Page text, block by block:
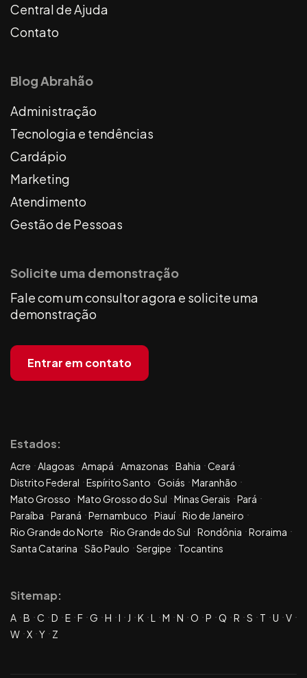
Central de Ajuda
Contato
Blog Abrahão
Administração
Tecnologia e tendências
Cardápio
Marketing
Atendimento
Gestão de Pessoas
Solicite uma demonstração
Fale com um consultor agora e solicite uma
demonstração
Entrar em contato
Estados:
Acre Alagoas Amapá Amazonas Bahia
Ceará
Distrito Federal
Espírito Santo Goiás
Maranhão
Mato Grosso
Mato Grosso do Sul Minas Gerais
Pará
Paraíba
Paraná Pernambuco Piauí Rio de Janeiro
Rio Grande do Norte
Rio Grande do Sul Rondônia
Roraima
Santa Catarina
São Paulo Sergipe Tocantins
Sitemap:
A B C D E F G H I J K L M N O P Q R S T U
V
W X Y Z